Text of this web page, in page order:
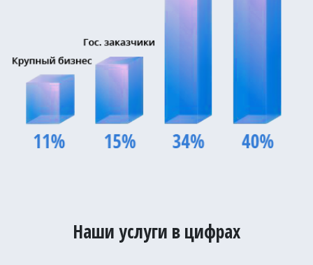
Наши услуги в цифрах